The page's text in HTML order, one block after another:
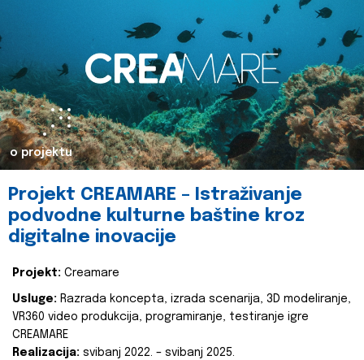
o projektu
Projekt CREAMARE – Istraživanje
podvodne kulturne baštine kroz
digitalne inovacije
Projekt: Creamare
Usluge: Razrada koncepta, izrada scenarija, 3D modeliranje,
VR360 video produkcija, programiranje, testiranje igre
CREAMARE
Realizacija: svibanj 2022. – svibanj 2025.